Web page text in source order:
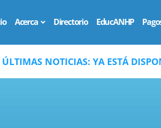
Acerca Directorio EducANHP
YA ESTÁ DISPONIBLE LA NUEVA